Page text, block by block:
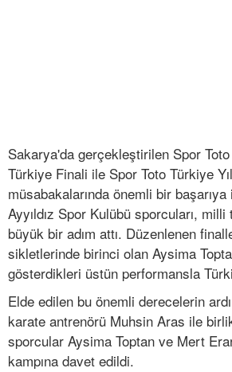
Sakarya'da gerçekleştirilen Spor Toto
Türkiye Finali ile Spor Toto Türkiye
müsabakalarında önemli bir
Ayyıldız Spor Kulübü sporcuları, milli
büyük bir adım attı. Düzenlenen
sikletlerinde birinci olan Aysima
gösterdikleri üstün performansla
Elde edilen bu önemli derecelerin
karate antrenörü Muhsin Aras ile
sporcular Aysima Toptan ve Mert
kampına davet edildi.